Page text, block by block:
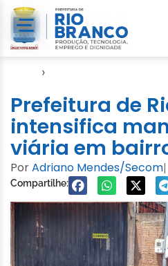
›
Prefeitura de
intensifica
viária em
PorAdriano Mendes/Secom|
Compartilhe: